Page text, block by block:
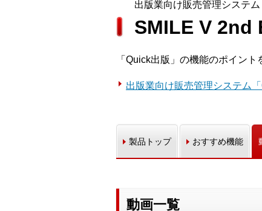
出版業向け販売管理システム
SMILE V 2nd
「Quick出版」の機能のポイント
出版業向け販売管理システム
製品トップ おすすめ機能
動画一覧